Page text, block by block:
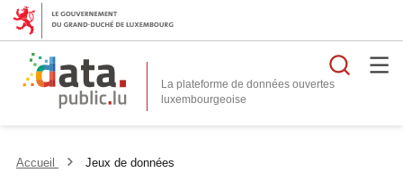
La plateforme de données ouvertes
Accueil Jeux de données